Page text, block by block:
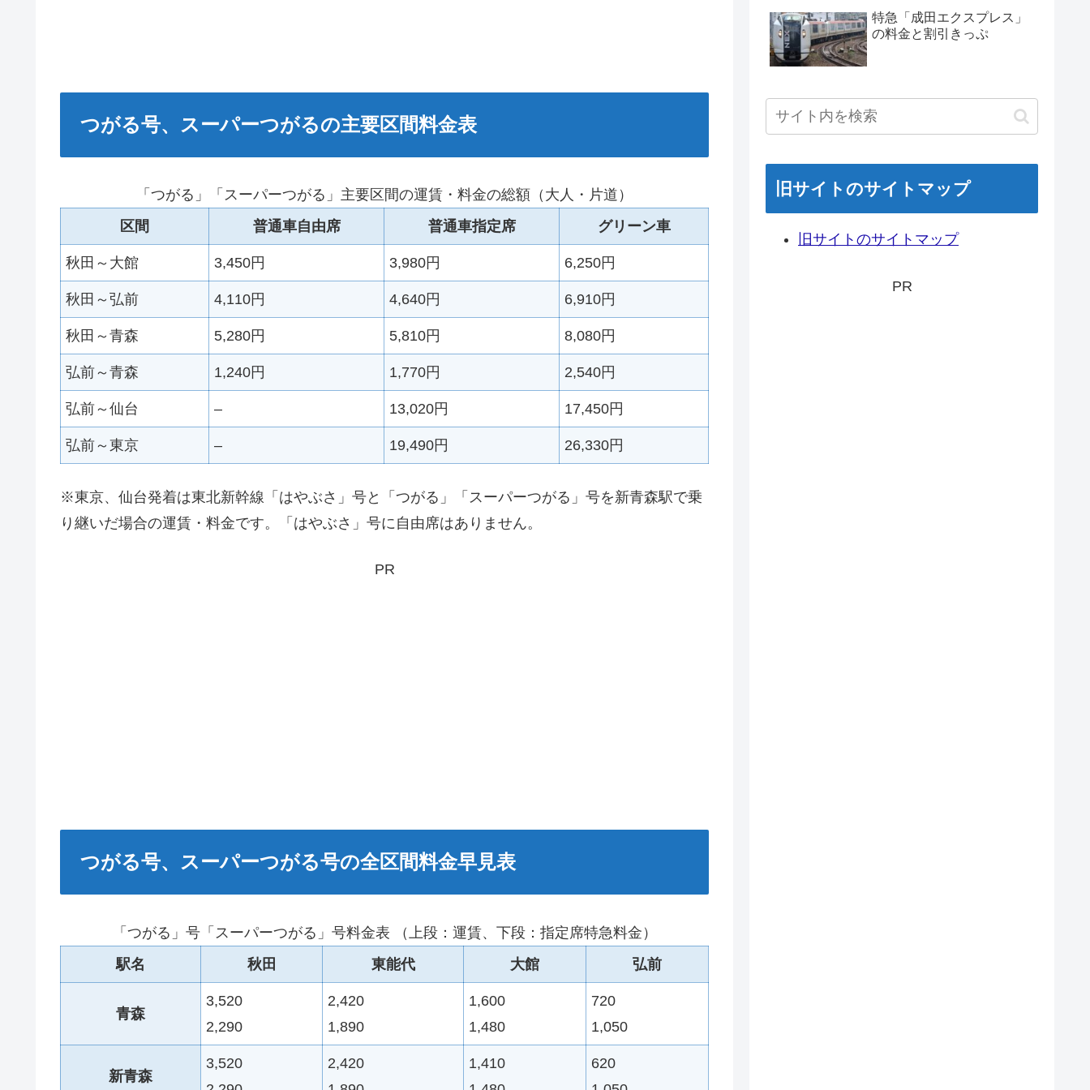
つがる号、スーパーつがるの主要区間料金表
「つがる」「スーパーつがる」主要区間の運賃・料金の総額（大人・片道）
区間
普通車自由席 普通車指定席 グリーン車
秋田～大館 3,450円 3,980円 6,250円
秋田～弘前 4,110円 4,640円 6,910円
秋田～青森 5,280円 5,810円 8,080円
弘前～青森 1,240円 1,770円 2,540円
弘前～仙台 – 13,020円 17,450円
弘前～東京 – 19,490円 26,330円
※東京、仙台発着は東北新幹線「はやぶさ」号と「つがる」「スーパーつがる」号を新青森駅で乗
り継いだ場合の運賃・料金です。「はやぶさ」号に自由席はありません。
PR
つがる号、スーパーつがる号の全区間料金早見表
「つがる」号「スーパーつがる」号料金表 （上段：運賃、下段：指定席特急料金）
駅名
秋田 東能代 大館 弘前
青森
3,520
2,290
2,420
1,890
1,600
1,480
720
1,050
新青森
3,520
2,420
1,410
620
特急「成田エクスプレス」
の料金と割引きっぷ
旧サイトのサイトマップ
旧サイトのサイトマップ
PR